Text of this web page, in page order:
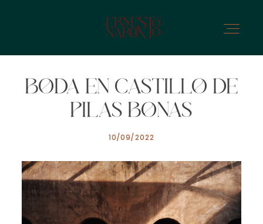
NOSOTROS
INFO
GALERÍA
CONTACTO
BODA EN CASTILLO DE
PILAS BONAS
10/09/2022